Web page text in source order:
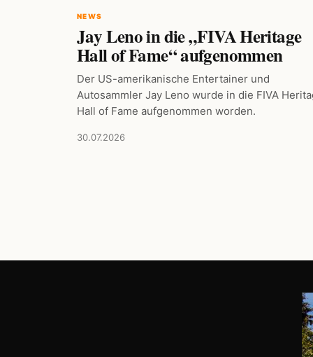
NEWS
Jay Leno in die „FIVA Heritage
Hall of Fame“ aufgenommen
Der US-amerikanische Entertainer und
Autosammler Jay Leno wurde in die FIVA
Hall of Fame aufgenommen worden.
30.07.2026